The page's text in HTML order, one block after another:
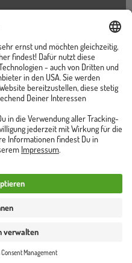
ist von
zertifiziert